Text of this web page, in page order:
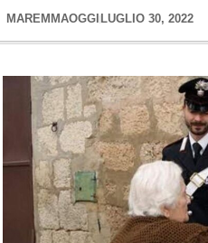
MAREMMAOGGI LUGLIO 30, 2022